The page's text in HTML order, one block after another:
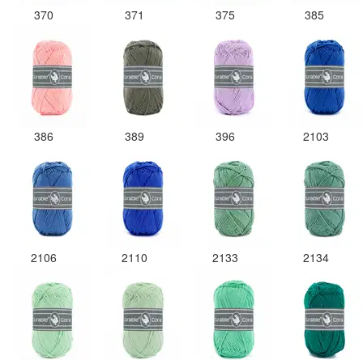
370 371 375 385
386 389 396 2103
2106 2110 2133 2134